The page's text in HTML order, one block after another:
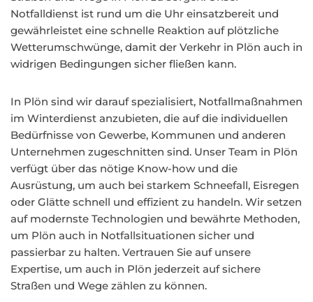
Notfalldienst ist rund um die Uhr einsatzbereit und
gewährleistet eine schnelle Reaktion auf plötzliche
Wetterumschwünge, damit der Verkehr in Plön auch in
widrigen Bedingungen sicher fließen kann.
In Plön sind wir darauf spezialisiert, Notfallmaßnahmen
im Winterdienst anzubieten, die auf die individuellen
Bedürfnisse von Gewerbe, Kommunen und anderen
Unternehmen zugeschnitten sind. Unser Team in Plön
verfügt über das nötige Know-how und die
Ausrüstung, um auch bei starkem Schneefall, Eisregen
oder Glätte schnell und effizient zu handeln. Wir setzen
auf modernste Technologien und bewährte Methoden,
um Plön auch in Notfallsituationen sicher und
passierbar zu halten. Vertrauen Sie auf unsere
Expertise, um auch in Plön jederzeit auf sichere
Straßen und Wege zählen zu können.